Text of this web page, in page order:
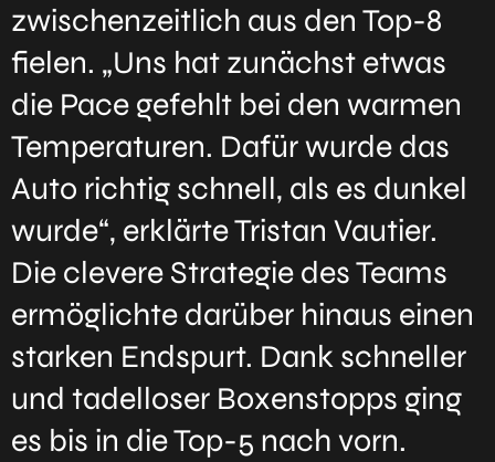
zwischenzeitlich aus den Top-8
fielen. „Uns hat zunächst etwas
die Pace gefehlt bei den warmen
Temperaturen. Dafür wurde das
Auto richtig schnell, als es dunkel
wurde“, erklärte Tristan Vautier.
Die clevere Strategie des Teams
ermöglichte darüber hinaus einen
starken Endspurt. Dank schneller
und tadelloser Boxenstopps ging
es bis in die Top-5 nach vorn.